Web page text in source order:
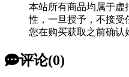
本站所有商品均属于虚
性，一旦授予，不接受
您在购买获取之前确认
评论(0)